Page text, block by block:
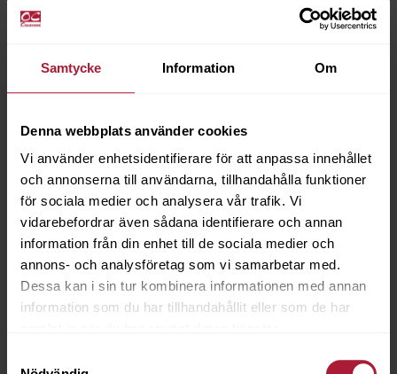
Samtycke Information Om
Denna webbplats använder cookies
Vi använder enhetsidentifierare för att anpassa innehållet
och annonserna till användarna, tillhandahålla funktioner
för sociala medier och analysera vår trafik. Vi
vidarebefordrar även sådana identifierare och annan
information från din enhet till de sociala medier och
annons- och analysföretag som vi samarbetar med.
Dessa kan i sin tur kombinera informationen med annan
information som du har tillhandahållit eller som de har
Saldo